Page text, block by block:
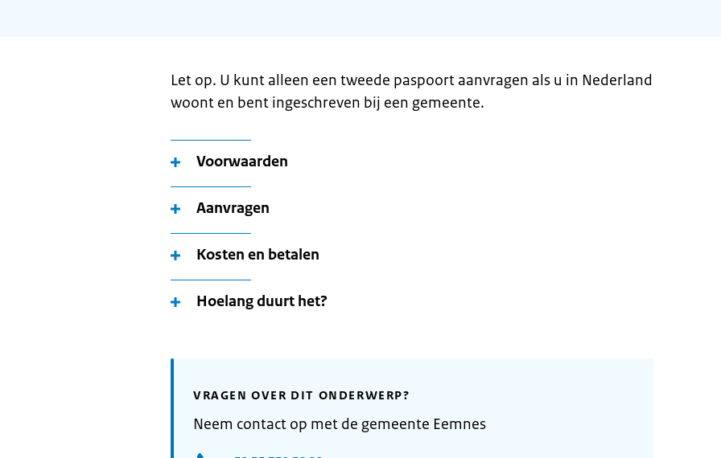
Let op. U kunt alleen een tweede paspoort aanvragen als u in Nederland
woont en bent ingeschreven bij een gemeente.
Voorwaarden
Aanvragen
Kosten en betalen
Hoelang duurt het?
VRAGEN OVER DIT ONDERWERP?
Neem contact op met de gemeente Eemnes